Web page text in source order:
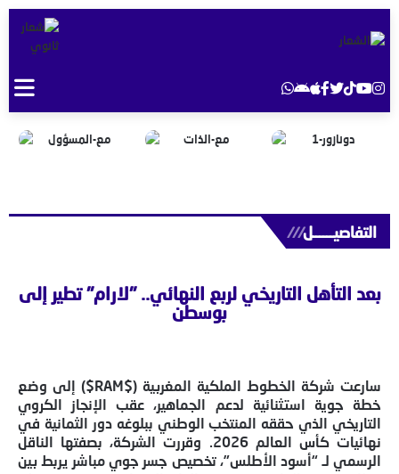
التفاصيــــــل///
بعد التأهل التاريخي لربع النهائي.. "لارام" تطير إلى
بوسطن
سارعت شركة الخطوط الملكية المغربية ($RAM$
) إلى وضع
خطة جوية استثنائية لدعم الجماهير، عقب الإنجاز الكروي
التاريخي الذي حققه المنتخب الوطني ببلوغه دور الثمانية في
نهائيات كأس العالم 2026. وقررت الشركة، بصفتها الناقل
الرسمي لـ “أسود الأطلس”، تخصيص جسر جوي مباشر يربط بين